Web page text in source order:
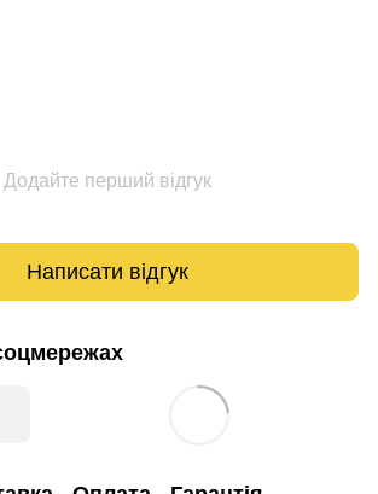
Додайте перший відгук
Написати відгук